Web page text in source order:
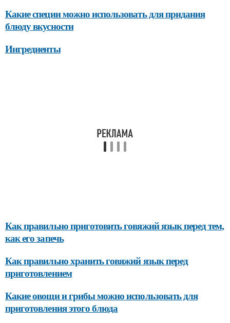
Какие специи можно использовать для придания
блюду вкусности
Ингредиенты
Как правильно приготовить говяжий язык перед тем,
как его запечь
Как правильно хранить говяжий язык перед
приготовлением
Какие овощи и грибы можно использовать для
приготовления этого блюда